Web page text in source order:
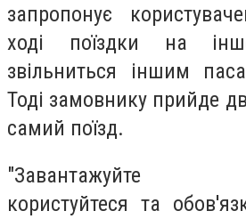
запропонує
ході поїздки на
звільниться іншим
Тоді замовнику прийде
самий поїзд.
"Завантажуйте
користуйтеся та